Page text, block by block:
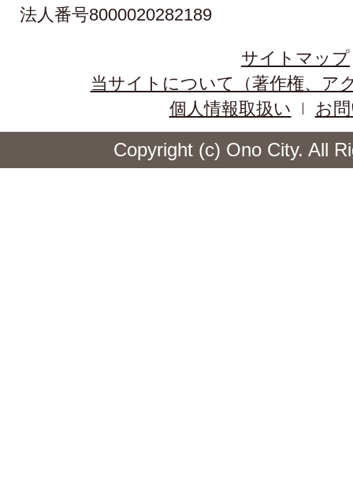
法人番号8000020282189
サイトマップ
当サイトについて（著作権、ア
個人情報取扱い
お
Copyright (c) Ono City. All